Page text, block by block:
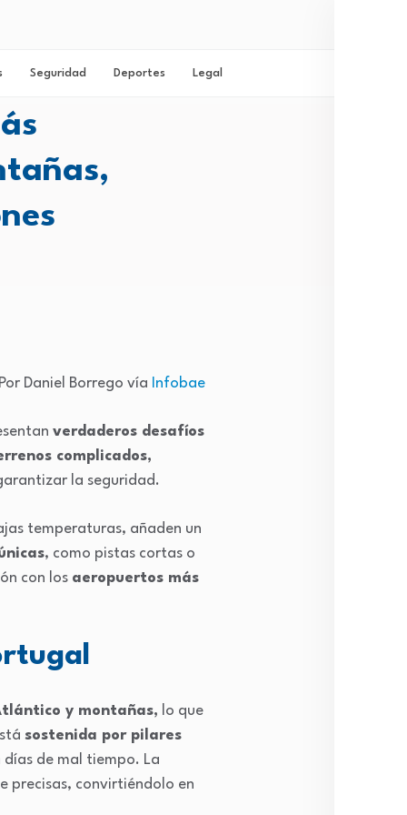
Seguridad Deportes Legal
Por Daniel Borrego vía Infobae
verdaderos desafíos
complicados,
la seguridad.
temperaturas, añaden un
, como pistas cortas o
con los aeropuertos más
y montañas, lo que
sostenida por pilares
de mal tiempo. La
precisas, convirtiéndolo en